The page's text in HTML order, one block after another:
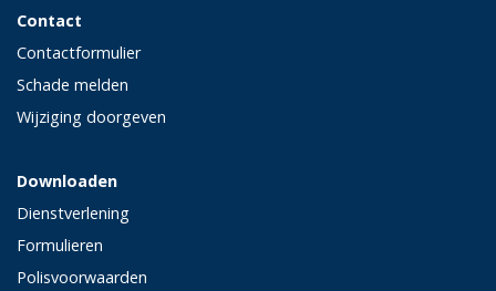
Contact
Contactformulier
Schade melden
Wijziging doorgeven
Downloaden
Dienstverlening
Formulieren
Polisvoorwaarden